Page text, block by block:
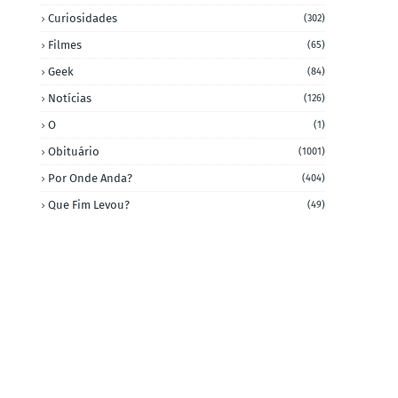
Curiosidades (302)
Filmes (65)
Geek (84)
Notícias (126)
O (1)
Obituário (1001)
Por Onde Anda? (404)
Que Fim Levou? (49)